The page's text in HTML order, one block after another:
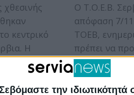
την ιδιωτικότητά
χθεσινής
κεντρικό
Η
από
O T.O.E.B.
απόφαση 7/
ΤΟΕΒ,
πρέπει να
του όσοι